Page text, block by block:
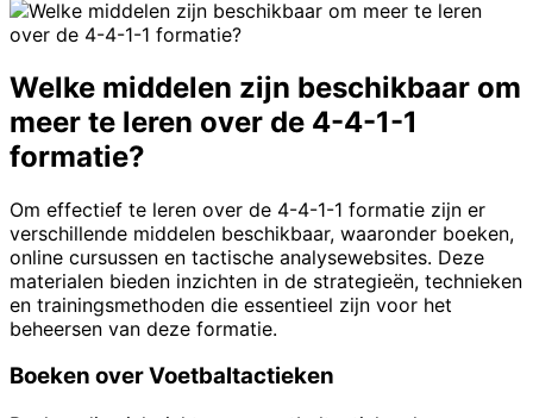
Welke middelen zijn beschikbaar om
meer te leren over de 4-4-1-1
formatie?
Om effectief te leren over de 4-4-1-1 formatie zijn er
verschillende middelen beschikbaar, waaronder boeken,
online cursussen en tactische analysewebsites. Deze
materialen bieden inzichten in de strategieën, technieken
en trainingsmethoden die essentieel zijn voor het
beheersen van deze formatie.
Boeken over Voetbaltactieken